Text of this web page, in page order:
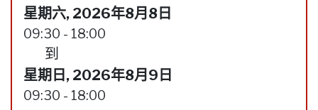
星期六, 2026年8月8日
09:30 - 18:00
到
星期日, 2026年8月9日
09:30 - 18:00